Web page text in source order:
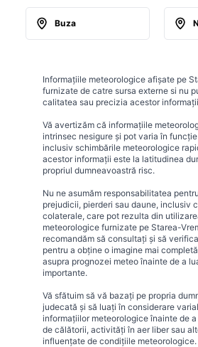
Buza
Informațiile meteorologice afișate pe
furnizate de catre sursa externe si nu
calitatea sau precizia acestor
Vă avertizăm că informațiile
intrinsec nesigure și pot varia în
inclusiv schimbările meteorologice
acestor informații este la latitudinea
propriul dumneavoastră risc.
Nu ne asumăm responsabilitatea
prejudicii, pierderi sau daune, inclusiv
colaterale, care pot rezulta din
meteorologice furnizate pe Starea-
recomandăm să consultați și să
pentru a obține o imagine mai
asupra prognozei meteo înainte de a
importante.
Vă sfătuim să vă bazați pe propria
judecată și să luați în considerare
informațiilor meteorologice înainte de
de călătorii, activități în aer liber sau
influențate de condițiile meteorologice.